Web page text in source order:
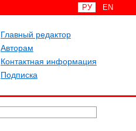
РУ EN
Главный редактор
Авторам
Контактная информация
Подписка